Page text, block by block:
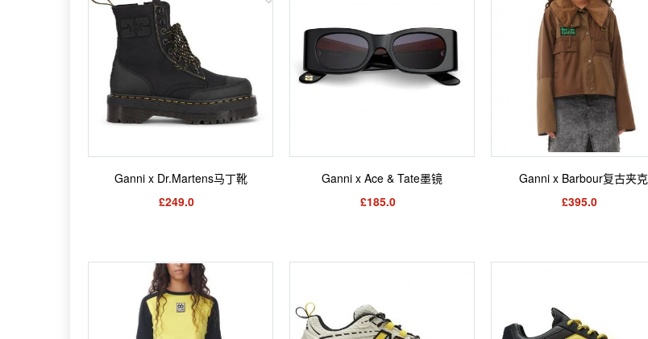
Ganni x Dr.Martens马丁靴
£249.0
Ganni x Ace & Tate墨镜
£185.0
Ganni x Barbour复古夹克
£395.0